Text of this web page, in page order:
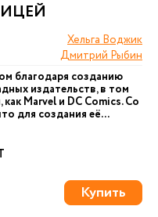
Хельга Воджик
Дмитрий Рыбин
благодаря созданию
издательств, в том
Marvel и DC Comics. Со
для создания её...
Купить